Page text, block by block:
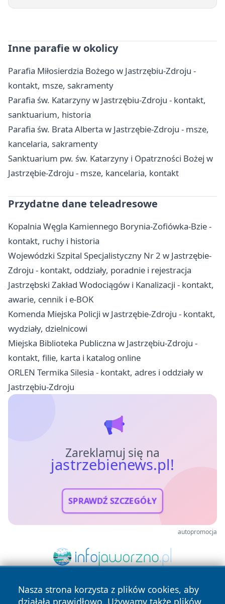
Inne parafie w okolicy
Parafia Miłosierdzia Bożego w Jastrzębiu-Zdroju -
kontakt, msze, sakramenty
Parafia św. Katarzyny w Jastrzębiu-Zdroju - kontakt,
sanktuarium, historia
Parafia św. Brata Alberta w Jastrzębie-Zdroju - msze,
kancelaria, sakramenty
Sanktuarium pw. św. Katarzyny i Opatrzności Bożej w
Jastrzębie-Zdroju - msze, kancelaria, kontakt
Przydatne dane teleadresowe
Kopalnia Węgla Kamiennego Borynia-Zofiówka-Bzie -
kontakt, ruchy i historia
Wojewódzki Szpital Specjalistyczny Nr 2 w Jastrzębie-
Zdroju - kontakt, oddziały, poradnie i rejestracja
Jastrzębski Zakład Wodociągów i Kanalizacji - kontakt,
awarie, cennik i e-BOK
Komenda Miejska Policji w Jastrzębie-Zdroju - kontakt,
wydziały, dzielnicowi
Miejska Biblioteka Publiczna w Jastrzębiu-Zdroju -
kontakt, filie, karta i katalog online
ORLEN Termika Silesia - kontakt, adres i oddziały w
Jastrzębiu-Zdroju
Zareklamuj się na
jastrzebienews.pl!
SPRAWDŹ SZCZEGÓŁY
autopromocja
Nasza strona korzysta z plików cookies, aby
działała prawidłowo. Używamy także plików